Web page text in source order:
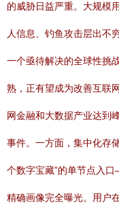
的威胁日益严重。大规模
人信息、钓鱼攻击层出不
一个亟待解决的全球性挑
熟，正有望成为改善互联
网金融和大数据产业达到
事件。一方面，集中化存
个数字宝藏”的单节点入
精确画像完全曝光。用户